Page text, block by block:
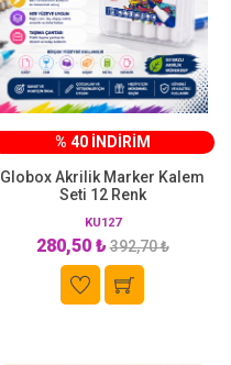
% 40 İNDİRİM
Globox Akrilik Marker Kalem
Seti 12 Renk
KU127
280,50 ₺392,70 ₺